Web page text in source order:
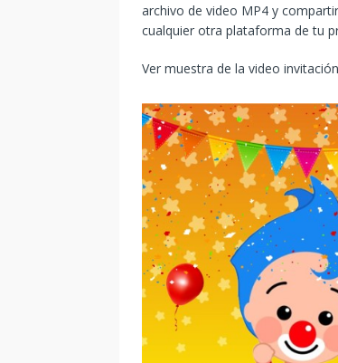
archivo de video MP4 y
cualquier otra plataforma de tu
Ver muestra de la video